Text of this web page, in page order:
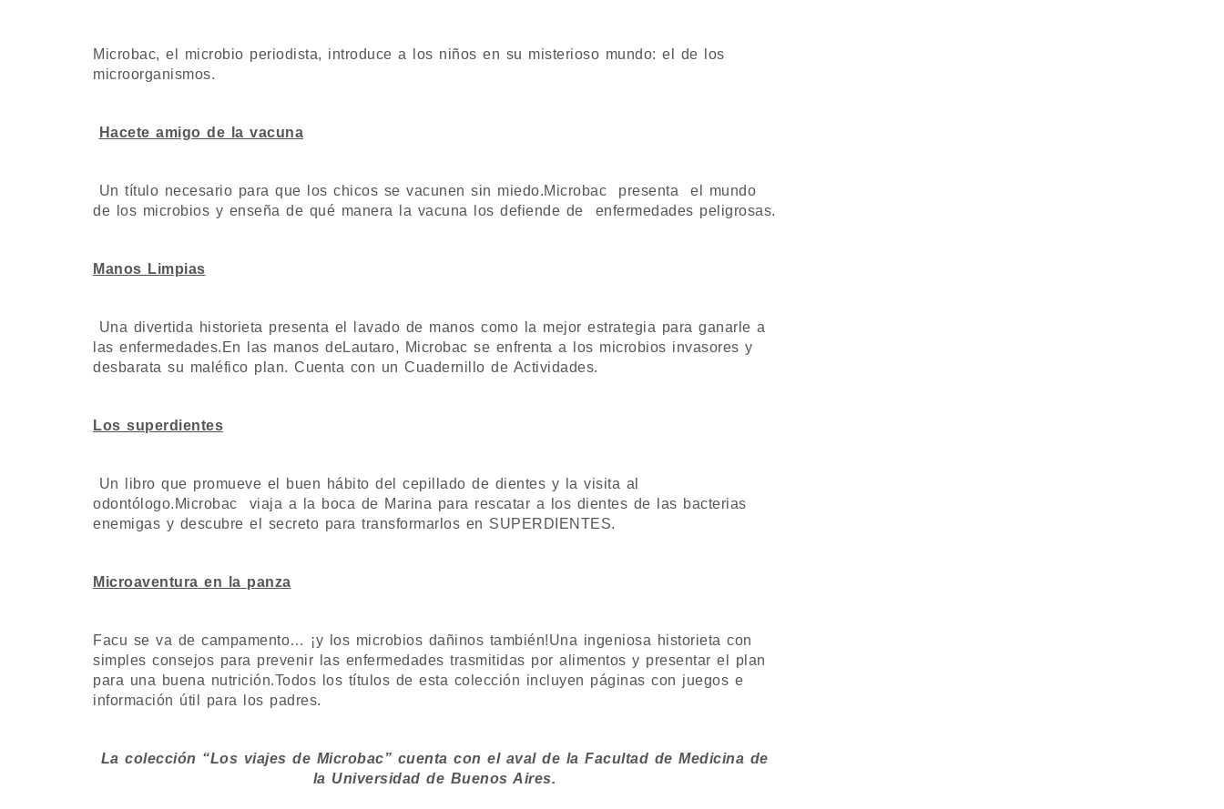
Microbac, el microbio periodista, introduce a los niños en su misterioso mundo: el de los
microorganismos.
Hacete amigo de la vacuna
Un título necesario para que los chicos se vacunen sin miedo.Microbac presenta el mundo
de los microbios y enseña de qué manera la vacuna los defiende de enfermedades peligrosas.
Manos Limpias
Una divertida historieta presenta el lavado de manos como la mejor estrategia para ganarle a
las enfermedades.En las manos deLautaro, Microbac se enfrenta a los microbios invasores y
desbarata su maléfico plan. Cuenta con un Cuadernillo de Actividades.
Los superdientes
Un libro que promueve el buen hábito del cepillado de dientes y la visita al
odontólogo.Microbac viaja a la boca de Marina para rescatar a los dientes de las bacterias
enemigas y descubre el secreto para transformarlos en SUPERDIENTES.
Microaventura en la panza
Facu se va de campamento… ¡y los microbios dañinos también!Una ingeniosa historieta con
simples consejos para prevenir las enfermedades trasmitidas por alimentos y presentar el plan
para una buena nutrición.Todos los títulos de esta colección incluyen páginas con juegos e
información útil para los padres.
La colección “Los viajes de Microbac” cuenta con el aval de la Facultad de Medicina de
la Universidad de Buenos Aires.